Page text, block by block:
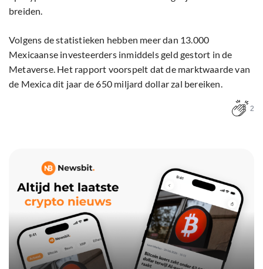
breiden.
Volgens de statistieken hebben meer dan 13.000
Mexicaanse investeerders inmiddels geld gestort in de
Metaverse. Het rapport voorspelt dat de marktwaarde van
de Mexica dit jaar de 650 miljard dollar zal bereiken.
2